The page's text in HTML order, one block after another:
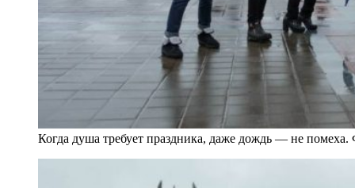
Когда душа требует праздника, даже дождь — не